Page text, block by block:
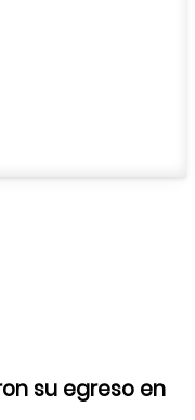
su egreso en